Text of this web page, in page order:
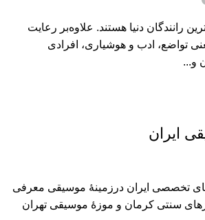
رانندگان دنيا هستند. علاوه‌بر رعايت
تواضع، ادب و هوشياری، افرادی
و...
ایران
تخصصی ایران درزمینۀ موسیقی معرفی
سنتی کرمان و موزۀ موسیقی تهران